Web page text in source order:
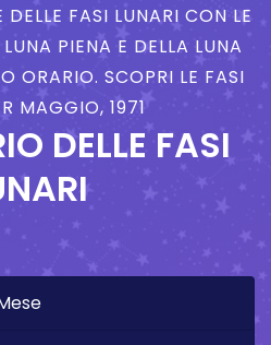
FASI LUNARI CON LE
PIENA E DELLA LUNA
ORARIO. SCOPRI LE FASI
MAGGIO, 1971
DELLE FASI